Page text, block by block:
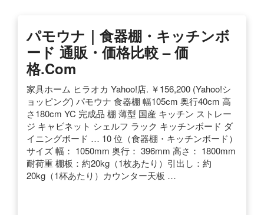
パモウナ｜食器棚・キッチンボ
ード 通販・価格比較 – 価
格.com
家具ホーム ヒラオカ Yahoo!店. ￥156,200 (Yahoo!シ
ョッピング) パモウナ 食器棚 幅105cm 奥行40cm 高
さ180cm YC 完成品 棚 薄型 国産 キッチン ストレー
ジ キャビネット シェルフ ラック キッチンボード ダ
イニングボード … 10 位（食器棚・キッチンボード）
サイズ 幅： 1050mm 奥行： 396mm 高さ： 1800mm
耐荷重 棚板：約20kg（1枚あたり）引出し：約
20kg（1杯あたり）カウンター天板 …